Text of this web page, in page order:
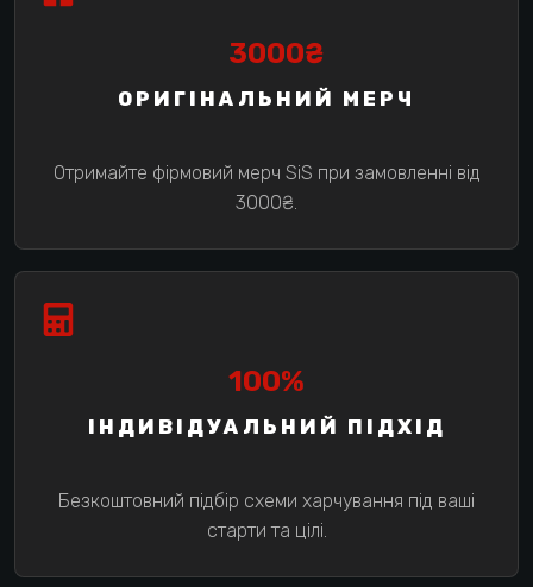
3000₴
ОРИГІНАЛЬНИЙ МЕРЧ
Отримайте фірмовий мерч SiS при замовленні від
3000₴.
100%
ІНДИВІДУАЛЬНИЙ ПІДХІД
Безкоштовний підбір схеми харчування під ваші
старти та цілі.